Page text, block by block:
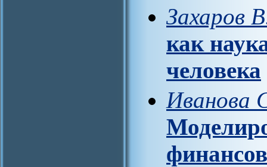
Захаров
как
человека
Иванова